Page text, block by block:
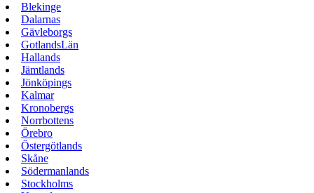
Blekinge
Dalarnas
Gävleborgs
GotlandsLän
Hallands
Jämtlands
Jönköpings
Kalmar
Kronobergs
Norrbottens
Örebro
Östergötlands
Skåne
Södermanlands
Stockholms